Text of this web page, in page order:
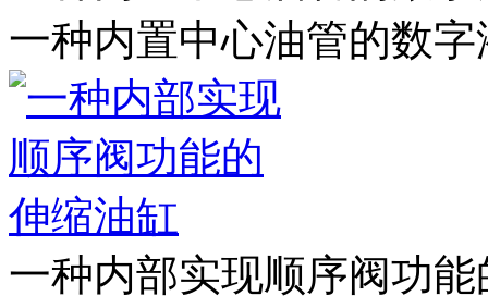
一种内置中心油管的数字
一种内部实现顺序阀功